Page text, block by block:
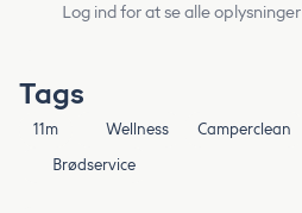
Log ind for at se alle oplysninger
Tags
11m Wellness Camperclean
Brødservice